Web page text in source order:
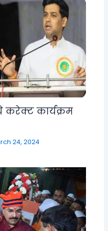
कार्यक्रम
24, 2024